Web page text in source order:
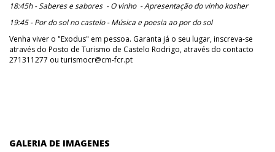
18:45h - Saberes e sabores - O vinho - Apresentação do vinho kosher
19:45 - Por do sol no castelo - Música e poesia ao por do sol
Venha viver o "Exodus" em pessoa. Garanta já o seu lugar, inscreva-se
através do Posto de Turismo de Castelo Rodrigo, através do contacto
271311277 ou turismocr@cm-fcr.pt
GALERIA DE IMAGENES